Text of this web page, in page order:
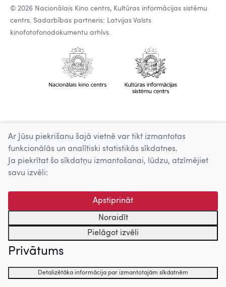
© 2026 Nacionālais Kino centrs, Kultūras informācijas sistēmu
centrs. Sadarbības partneris: Latvijas Valsts
kinofotofonodokumentu arhīvs.
Ar Jūsu piekrišanu šajā vietnē var tikt izmantotas
funkcionālās un analītiski statistikās sīkdatnes.
Ja piekrītat šo sīkdatņu izmantošanai, lūdzu, atzīmējiet
savu izvēli:
Apstiprināt
Noraidīt
Pielāgot izvēli
Privātums
Detalizētāka informācija par izmantotajām sīkdatnēm